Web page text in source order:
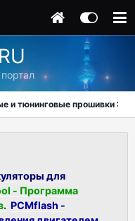
и тюнинговые прошивки ЭБУ
для
- Программа
. PCMflash -